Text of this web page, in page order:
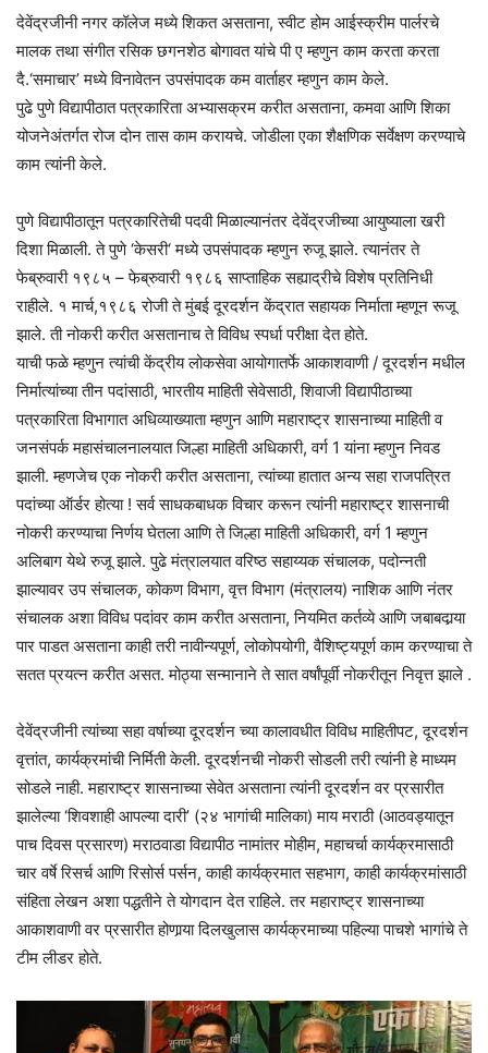
देवेंद्रजीनी नगर कॉलेज मध्ये शिकत असताना, स्वीट होम आईस्क्रीम पार्लरचे
मालक तथा संगीत रसिक छगनशेठ बोगावत यांचे पी ए म्हणुन काम करता करता
दै.‘समाचार’ मध्ये विनावेतन उपसंपादक कम वार्ताहर म्हणुन काम केले.
पुढे पुणे विद्यापीठात पत्रकारिता अभ्यासक्रम करीत असताना, कमवा आणि शिका
योजनेअंतर्गत रोज दोन तास काम करायचे. जोडीला एका शैक्षणिक सर्वेक्षण करण्याचे
काम त्यांनी केले.
पुणे विद्यापीठातून पत्रकारितेची पदवी मिळाल्यानंतर देवेंद्रजीच्या आयुष्याला खरी
दिशा मिळाली. ते पुणे ‘केसरी‘ मध्ये उपसंपादक म्हणुन रुजू झाले. त्यानंतर ते
फेब्रुवारी १९८५ – फेब्रुवारी १९८६ साप्ताहिक सह्याद्रीचे विशेष प्रतिनिधी
राहीले. १ मार्च,१९८६ रोजी ते मुंबई दूरदर्शन केंद्रात सहायक निर्माता म्हणून रूजू
झाले. ती नोकरी करीत असतानाच ते विविध स्पर्धा परीक्षा देत होते.
याची फळे म्हणुन त्यांची केंद्रीय लोकसेवा आयोगातर्फे आकाशवाणी / दूरदर्शन मधील
निर्मात्यांच्या तीन पदांसाठी, भारतीय माहिती सेवेसाठी, शिवाजी विद्यापीठाच्या
पत्रकारिता विभागात अधिव्याख्याता म्हणुन आणि महाराष्ट्र शासनाच्या माहिती व
जनसंपर्क महासंचालनालयात जिल्हा माहिती अधिकारी, वर्ग 1 यांना म्हणुन निवड
झाली. म्हणजेच एक नोकरी करीत असताना, त्यांच्या हातात अन्य सहा राजपत्रित
पदांच्या ऑर्डर होत्या ! सर्व साधकबाधक विचार करून त्यांनी महाराष्ट्र शासनाची
नोकरी करण्याचा निर्णय घेतला आणि ते जिल्हा माहिती अधिकारी, वर्ग 1 म्हणुन
अलिबाग येथे रुजू झाले. पुढे मंत्रालयात वरिष्ठ सहाय्यक संचालक, पदोन्नती
झाल्यावर उप संचालक, कोकण विभाग, वृत्त विभाग (मंत्रालय) नाशिक आणि नंतर
संचालक अशा विविध पदांवर काम करीत असताना, नियमित कर्तव्ये आणि जबाबदार्‍या
पार पाडत असताना काही तरी नावीन्यपूर्ण, लोकोपयोगी, वैशिष्ट्यपूर्ण काम करण्याचा ते
सतत प्रयत्न करीत असत. मोठ्या सन्मानाने ते सात वर्षांपूर्वी नोकरीतून निवृत्त झाले .
देवेंद्रजीनी त्यांच्या सहा वर्षाच्या दूरदर्शन च्या कालावधीत विविध माहितीपट, दूरदर्शन
वृत्तांत, कार्यक्रमांची निर्मिती केली. दूरदर्शनची नोकरी सोडली तरी त्यांनी हे माध्यम
सोडले नाही. महाराष्ट्र शासनाच्या सेवेत असताना त्यांनी दूरदर्शन वर प्रसारीत
झालेल्या ‘शिवशाही आपल्या दारी’ (२४ भागांची मालिका) माय मराठी (आठवड्यातून
पाच दिवस प्रसारण) मराठवाडा विद्यापीठ नामांतर मोहीम, महाचर्चा कार्यक्रमासाठी
चार वर्षे रिसर्च आणि रिसोर्स पर्सन, काही कार्यक्रमात सहभाग, काही कार्यक्रमांसाठी
संहिता लेखन अशा पद्धतीने ते योगदान देत राहिले. तर महाराष्ट्र शासनाच्या
आकाशवाणी वर प्रसारीत होणार्‍या दिलखुलास कार्यक्रमाच्या पहिल्या पाचशे भागांचे ते
टीम लीडर होते.